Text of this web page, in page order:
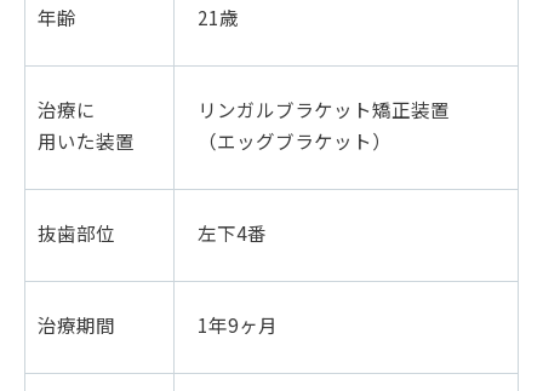
年齢 21歳
治療に
用いた装置
リンガルブラケット矯正装置
（エッグブラケット）
抜歯部位 左下4番
治療期間 1年9ヶ月